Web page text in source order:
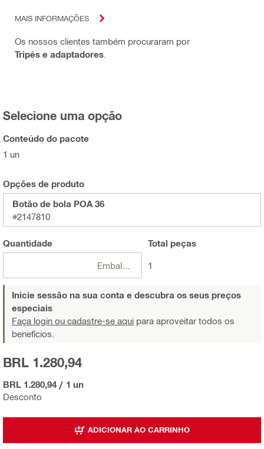
MAIS INFORMAÇÕES
Os nossos clientes também procuraram por
Tripés e adaptadores
Selecione uma opção
Conteúdo do pacote
1 un
Opções de produto
Botão de bola POA 36
#2147810
Quantidade
Embalagens
Total peças
1
Inicie sessão na sua conta e descubra os seus preços
especiais
Faça login ou cadastre-se aqui para aproveitar todos os
benefícios.
Desconto
BRL 1.280,94
BRL 1.280,94 / 1 un
ADICIONAR AO CARRINHO